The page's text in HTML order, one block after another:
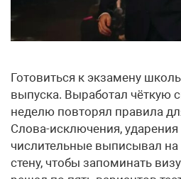
Готовиться к экзамену
выпуска. Выработал чёткую
неделю повторял правила
Слова-исключения,
числительные выписывал
стену, чтобы запоминать